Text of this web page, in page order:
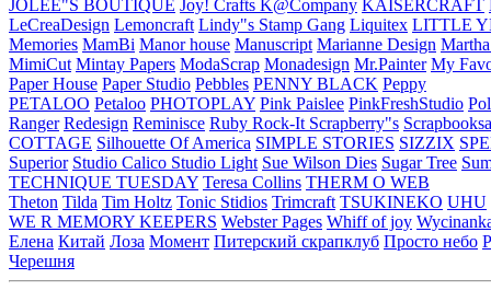
JOLEE"S BOUTIQUE Joy! Crafts K@Company KAISERCRAFT
LeCreaDesign Lemoncraft Lindy"s Stamp Gang Liquitex LITTLE
Memories MamBi Manor house Manuscript Marianne Design
MimiCut Mintay Papers ModaScrap Monadesign Mr.Painter My
Paper House Paper Studio Pebbles PENNY BLACK Peppy
PETALOO Petaloo PHOTOPLAY Pink Paislee PinkFreshStudio
Ranger Redesign Reminisce Ruby Rock-It Scrapberry"s
COTTAGE Silhouette Of America SIMPLE STORIES SIZZIX
Superior Studio Calico Studio Light Sue Wilson Dies Sugar Tree
TECHNIQUE TUESDAY Teresa Collins THERM O WEB
Theton Tilda Tim Holtz Tonic Stidios Trimcraft TSUKINEKO UHU
WE R MEMORY KEEPERS Webster Pages Whiff of joy
Елена Китай Лоза Момент Питерский скрапклуб Просто небо
Черешня